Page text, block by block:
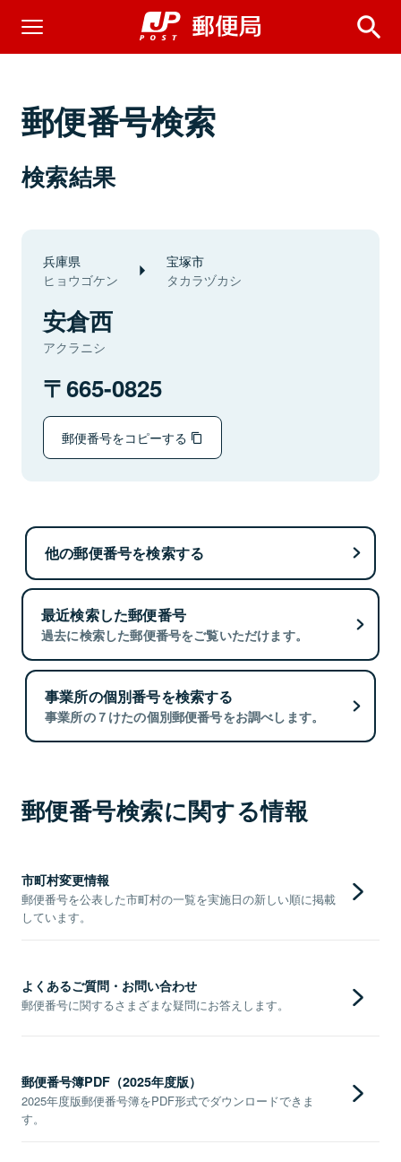
郵便番号検索
検索結果
兵庫県
ヒョウゴケン
宝塚市
タカラヅカシ
安倉西
アクラニシ
665-0825
郵便番号をコピーする
他の郵便番号を検索する
最近検索した郵便番号
過去に検索した郵便番号をご覧いただけます。
事業所の個別番号を検索する
事業所の７けたの個別郵便番号をお調べします。
郵便番号検索に関する情報
市町村変更情報
郵便番号を公表した市町村の一覧を実施日の新しい順に掲載
しています。
よくあるご質問・お問い合わせ
郵便番号に関するさまざまな疑問にお答えします。
郵便番号簿PDF（2025年度版）
2025年度版郵便番号簿をPDF形式でダウンロードできま
す。